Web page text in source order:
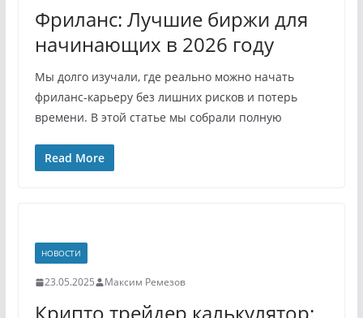
Фриланс: Лучшие биржи для
начинающих в 2026 году
Мы долго изучали, где реально можно начать
фриланс-карьеру без лишних рисков и потерь
времени. В этой статье мы собрали полную
Read More
НОВОСТИ
23.05.2025 Максим Ремезов